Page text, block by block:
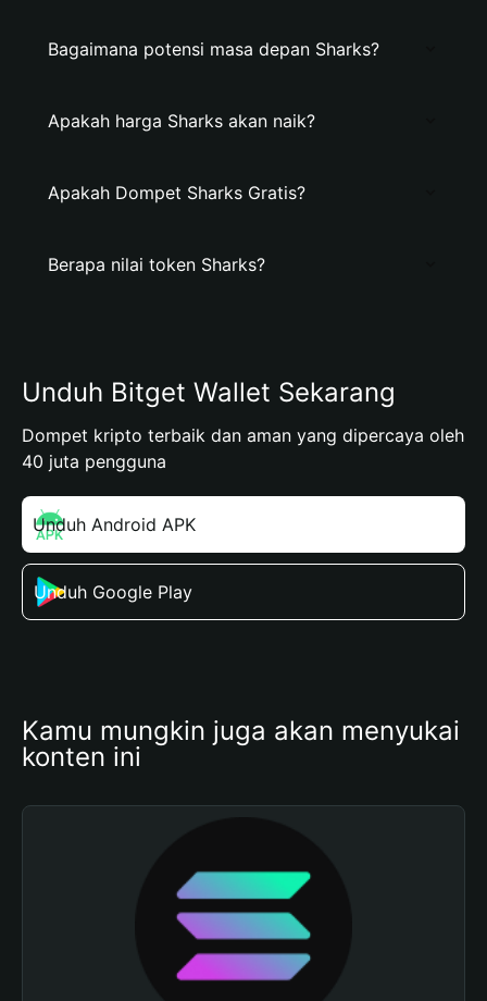
Bagaimana potensi masa depan Sharks?
Apakah harga Sharks akan naik?
Apakah Dompet Sharks Gratis?
Berapa nilai token Sharks?
Unduh Bitget Wallet Sekarang
Dompet kripto terbaik dan aman yang dipercaya oleh
40 juta pengguna
Unduh Android APK
Unduh Google Play
Kamu mungkin juga akan menyukai
konten ini